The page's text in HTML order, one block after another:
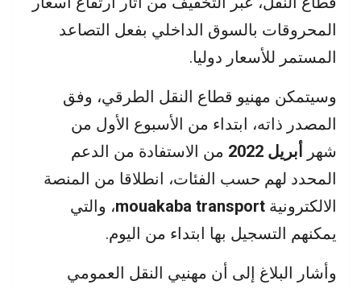
المحروقات بالسوق الداخلي بفعل التصاعد
المستمر للأسعار دوليا.
وسيتمكن مهنيو قطاع النقل الطرقي، وفق
المصدر ذاته، ابتداء من الأسبوع الأول من
شهر
أبريل 2022
من الاستفادة من الدعم
المحدد لهم حسب الفئات، انطلاقا من المنصة
الالكترونية mouakaba transport، والتي
يمكنهم التسجيل بها ابتداء من اليوم.
وأشار البلاغ إلى أن مهنيي النقل العمومي